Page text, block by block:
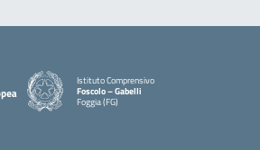
Istituto Comprensivo
Foscolo – Gabelli
Foggia (FG)
— Visita la pagina iniziale della scuola